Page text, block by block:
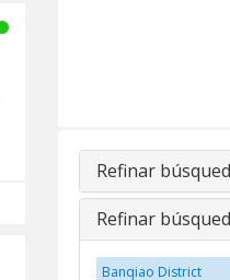
Refinar
Refinar
Banqiao District